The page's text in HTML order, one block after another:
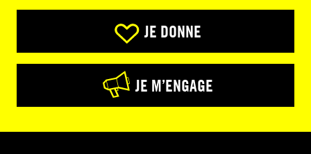
JE DONNE
JE M’ENGAGE